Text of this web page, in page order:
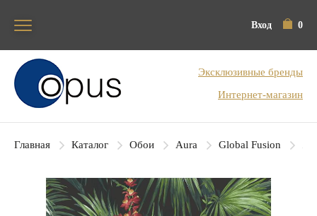
Вход 0
Блок поиска
Эксклюзивные бренды
Интернет-магазин
Главная Каталог Обои Aura Global Fusion